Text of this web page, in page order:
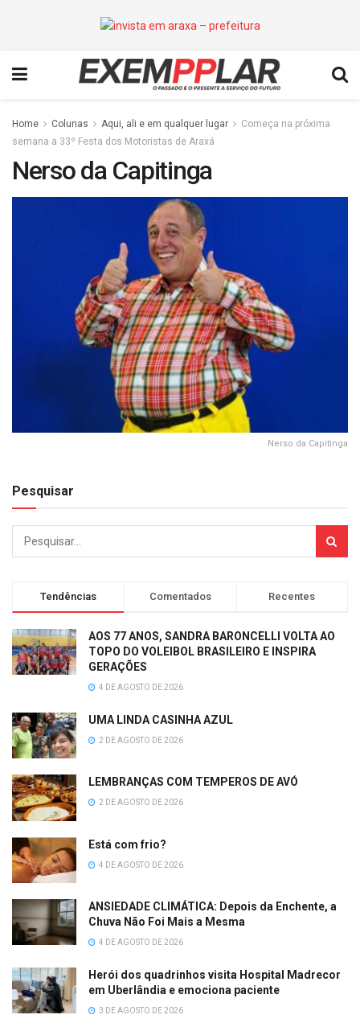
Home Colunas Aqui, ali e em qualquer lugar
Começa na próxima
semana a 33º Festa dos Motoristas de Araxá
Nerso da Capitinga
Nerso da Capitinga
Pesquisar
Tendências Comentados Recentes
AOS 77 ANOS, SANDRA BARONCELLI VOLTA AO
TOPO DO VOLEIBOL BRASILEIRO E INSPIRA
GERAÇÕES
4 DE AGOSTO DE 2026
UMA LINDA CASINHA AZUL
2 DE AGOSTO DE 2026
LEMBRANÇAS COM TEMPEROS DE AVÓ
2 DE AGOSTO DE 2026
Está com frio?
4 DE AGOSTO DE 2026
ANSIEDADE CLIMÁTICA: Depois da Enchente, a
Chuva Não Foi Mais a Mesma
4 DE AGOSTO DE 2026
Herói dos quadrinhos visita Hospital Madrecor
em Uberlândia e emociona paciente
3 DE AGOSTO DE 2026